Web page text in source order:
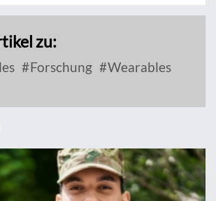
zu:
Forschung
Wearables